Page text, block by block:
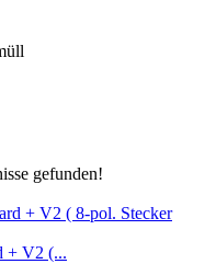
gefunden!
+ V2 (...